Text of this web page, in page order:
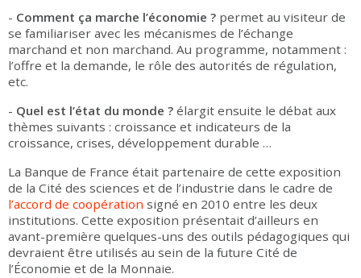
- Comment ça marche l’économie ? permet au visiteur de
se familiariser avec les mécanismes de l’échange
marchand et non marchand. Au programme, notamment :
l’offre et la demande, le rôle des autorités de régulation,
etc.
- Quel est l’état du monde ? élargit ensuite le débat aux
thèmes suivants : croissance et indicateurs de la
croissance, crises, développement durable …
La Banque de France était partenaire de cette exposition
de la Cité des sciences et de l’industrie dans le cadre de
l’accord de coopération signé en 2010 entre les deux
institutions. Cette exposition présentait d’ailleurs en
avant-première quelques-uns des outils pédagogiques qui
devraient être utilisés au sein de la future Cité de
l’Économie et de la Monnaie.